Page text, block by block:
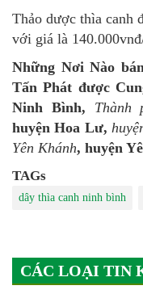
Thảo dược thìa canh
với giá là
Những Nơi Nào
Tấn Phát được
Ninh Bình, Thành
huyện Hoa Lư,
Yên Khánh, huyện
TAGs
dây thìa canh ninh bình
CÁC LOẠI TIN